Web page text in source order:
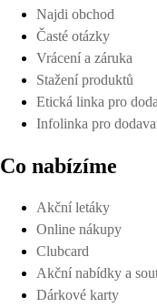
Najdi obchod
Časté otázky
Vrácení a záruka
Stažení produktů
Etická linka pro
Infolinka pro
Co nabízíme
Akční letáky
Online nákupy
Clubcard
Akční nabídky a
Dárkové karty